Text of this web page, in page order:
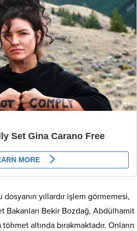
dosyanın yıllardır işlem görmemesi,
Bakanları Bekir Bozdağ, Abdülhamit
altında bırakmaktadır. Onların